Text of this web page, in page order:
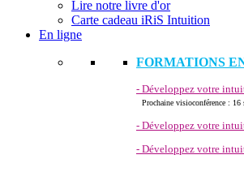
Lire notre livre d'or
Carte cadeau iRiS Intuition
En ligne
FORMATIONS
- Développez votre
Prochaine visioconférence : 16
- Développez votre
- Développez votre